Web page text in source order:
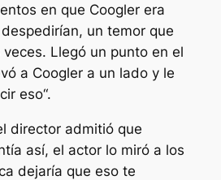
en que Coogler era
despedirían, un temor que
Llegó un punto en el
a Coogler a un lado y le
eso“.
director admitió que
así, el actor lo miró a los
dejaría que eso te